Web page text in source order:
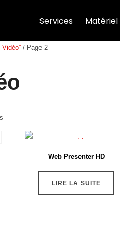
Services Matériel
/ Page 2
Web Presenter HD
LIRE LA SUITE